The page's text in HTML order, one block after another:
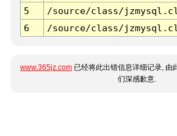
5
/source/class/
6
/source/class/
www.365jz.com 已经将此出错信息详细记录, 由
们深感歉意.